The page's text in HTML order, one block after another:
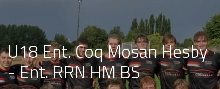
U18 Ent. Coq Mosan Hesby
- Ent. RRN HM BS